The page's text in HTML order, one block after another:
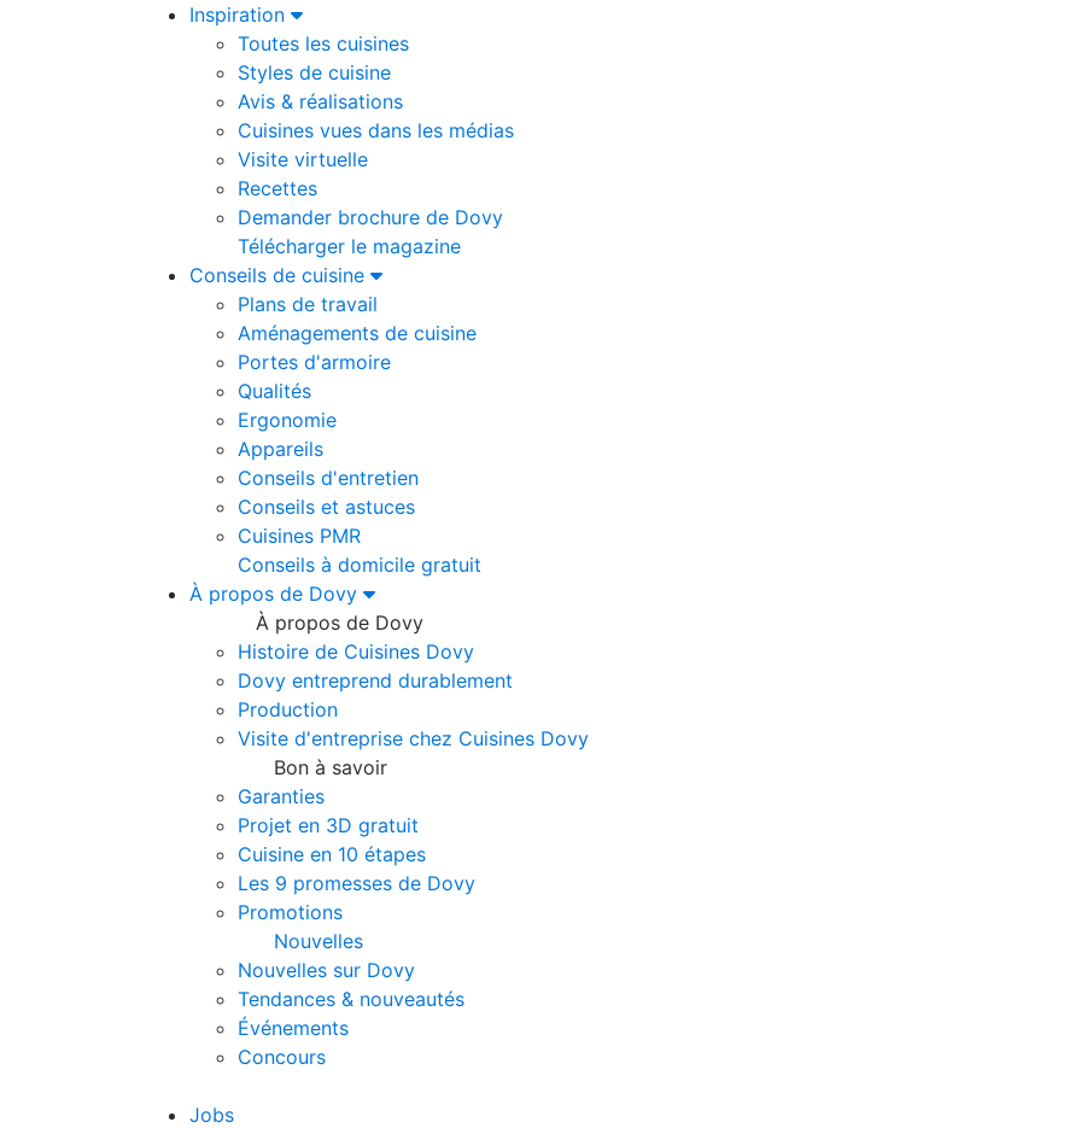
Inspiration
Toutes les cuisines
Styles de cuisine
Avis & réalisations
Cuisines vues dans les médias
Visite virtuelle
Recettes
Demander brochure de Dovy
Télécharger le magazine
Conseils de cuisine
Plans de travail
Aménagements de cuisine
Portes d'armoire
Qualités
Ergonomie
Appareils
Conseils d'entretien
Conseils et astuces
Cuisines PMR
Conseils à domicile gratuit
À propos de Dovy
À propos de Dovy
Histoire de Cuisines Dovy
Dovy entreprend durablement
Production
Visite d'entreprise chez Cuisines Dovy
Bon à savoir
Garanties
Projet en 3D gratuit
Cuisine en 10 étapes
Les 9 promesses de Dovy
Promotions
Nouvelles
Nouvelles sur Dovy
Tendances & nouveautés
Événements
Concours
Jobs